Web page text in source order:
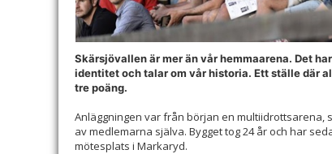
Skärsjövallen är mer än vår hemmaarena. Det
identitet och talar om vår historia. Ett ställe där
tre poäng.
Anläggningen var från början en
av medlemarna själva. Bygget tog 24 år och har
mötesplats i Markaryd.